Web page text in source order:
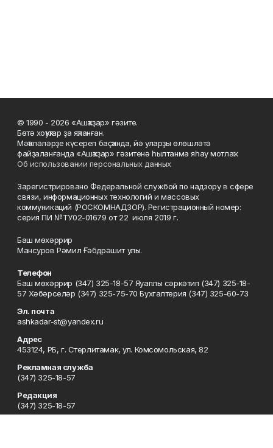
© 1990 - 2026 «Ашҡаҙар» гәзите.
Бөтә хоҡуҡтар ҙа яҡланған.
Мәҡәләләрҙе күсереп баҫҡанда, йә уларҙы өлөшләтә
файҙаланғанда «Ашҡаҙар» гәзитенә һылтанма яһау мотлаҡ.
Об использовании персональных данных
Зарегистрировано Федеральной службой по надзору в сфере
связи, информационных технологий и массовых
коммуникаций (РОСКОМНАДЗОР). Регистрационный номер:
серия ПИ №ТУ02-01679 от 22 июля 2019 г.
Баш мөхәррир
Мансуров Рәмил Ғәбдрәшит улы.
Телефон
Баш мөхәррир (347) 325-18-57 Яуаплы сәркәтип (347) 325-18-
57 Хәбәрселәр (347) 325-75-70 Бухгалтерия (347) 325-60-73
Эл. почта
ashkadar-st@yandex.ru
Адрес
453124, РБ, г. Стерлитамак, ул. Комсомольская, 82
Рекламная служба
(347) 325-18-57
Редакция
(347) 325-18-57